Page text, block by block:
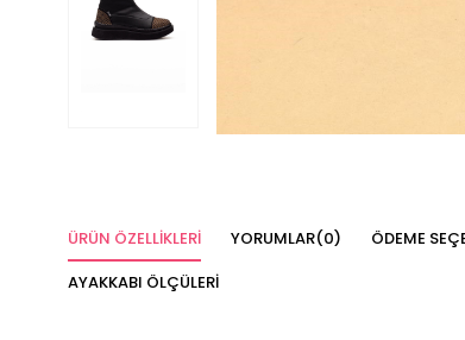
ÜRÜN ÖZELLIKLERI YORUMLAR(0) ÖDEME
AYAKKABI ÖLÇÜLERI